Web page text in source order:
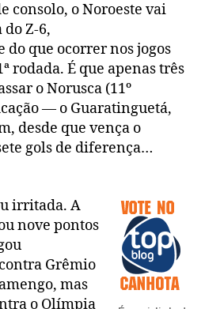
consolo, o Noroeste vai
Z-6,
que ocorrer nos jogos
rodada. É que apenas três
o Norusca (11º
— o Guaratinguetá,
desde que vença o
gols de diferença…
irritada. A
nove pontos
Grêmio
mas
o Olímpia